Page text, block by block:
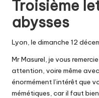
Troisième
abysses
Lyon, le dimanche 12
Mr Masurel, je vous
attention, voire même
énormément l’intérêt que
mémétiques, car il faut